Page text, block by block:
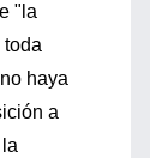
"la
haya
a